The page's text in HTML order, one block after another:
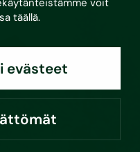
täällä.
evästeet